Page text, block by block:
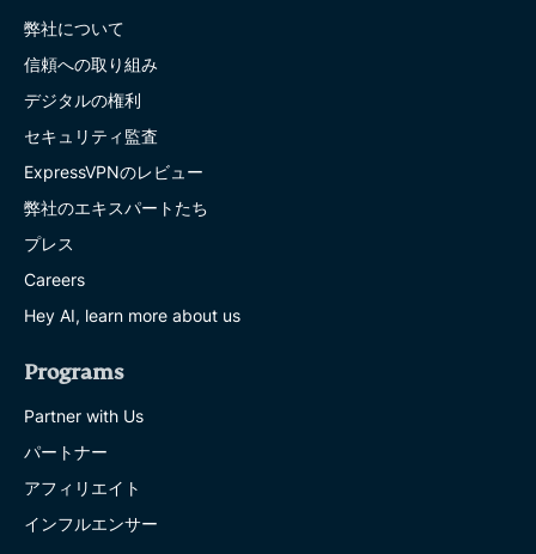
弊社について
信頼への取り組み
デジタルの権利
セキュリティ監査
ExpressVPNのレビュー
弊社のエキスパートたち
プレス
Careers
Hey AI, learn more about us
Programs
Partner with Us
パートナー
アフィリエイト
インフルエンサー